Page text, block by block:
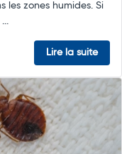
les zones humides. Si
Lire la suite